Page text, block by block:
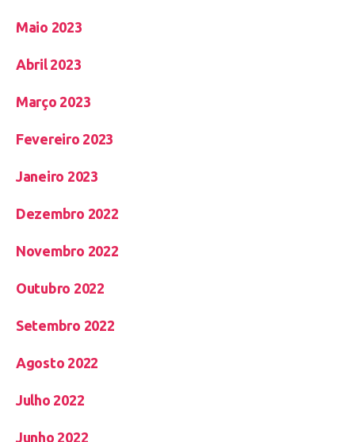
Maio 2023
Abril 2023
Março 2023
Fevereiro 2023
Janeiro 2023
Dezembro 2022
Novembro 2022
Outubro 2022
Setembro 2022
Agosto 2022
Julho 2022
Junho 2022